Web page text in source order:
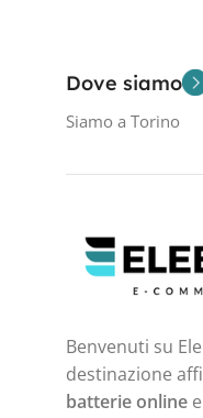
Dove siamo
Siamo a Torino
Benvenuti su
destinazione
batterie online